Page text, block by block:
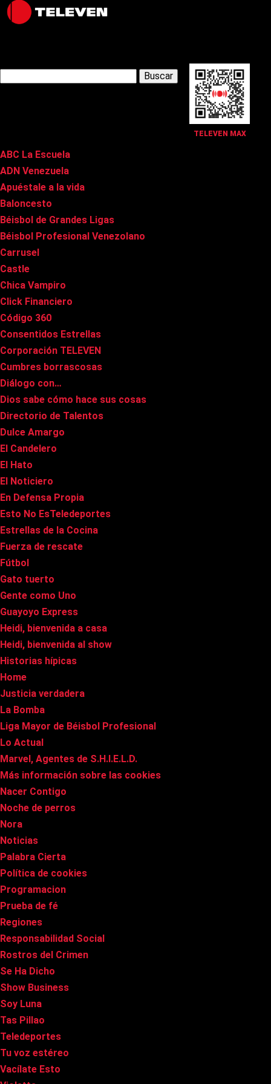
TELEVEN MAX
Latest Posts
ABC La Escuela
ADN Venezuela
Apuéstale a la vida
Baloncesto
Béisbol de Grandes Ligas
Béisbol Profesional Venezolano
Carrusel
Castle
Chica Vampiro
Click Financiero
Código 360
Consentidos Estrellas
Corporación TELEVEN
Cumbres borrascosas
Diálogo con…
Dios sabe cómo hace sus cosas
Directorio de Talentos
Dulce Amargo
El Candelero
El Hato
El Noticiero
En Defensa Propia
Esto No EsTeledeportes
Estrellas de la Cocina
Fuerza de rescate
Fútbol
Gato tuerto
Gente como Uno
Guayoyo Express
Heidi, bienvenida a casa
Heidi, bienvenida al show
Historias hípicas
Home
Justicia verdadera
La Bomba
Liga Mayor de Béisbol Profesional
Lo Actual
Marvel, Agentes de S.H.I.E.L.D.
Más información sobre las cookies
Nacer Contigo
Noche de perros
Nora
Noticias
Palabra Cierta
Política de cookies
Programacion
Prueba de fé
Regiones
Responsabilidad Social
Rostros del Crimen
Se Ha Dicho
Show Business
Soy Luna
Tas Pillao
Teledeportes
Tu voz estéreo
Vacílate Esto